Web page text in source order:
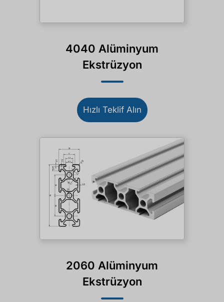
4040 Alüminyum
Ekstrüzyon
Hızlı Teklif Alın
2060 Alüminyum
Ekstrüzyon